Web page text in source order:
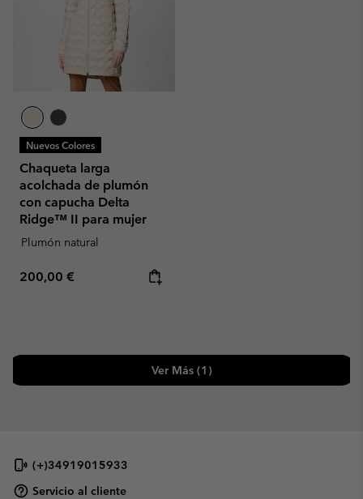
Nuevos Colores
Chaqueta larga
acolchada de plumón
con capucha Delta
Ridge™ II para mujer
Plumón natural
Regular price:
200,00 €
Ver Más (1)
(+)34919015933
Servicio al cliente